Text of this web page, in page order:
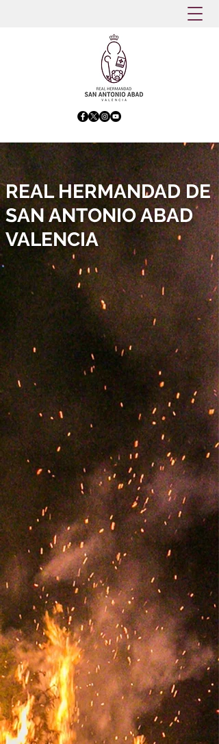
REAL HERMANDAD DE
SAN ANTONIO ABAD
VALENCIA